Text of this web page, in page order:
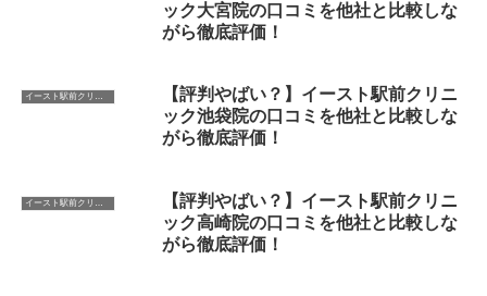
ック大宮院の口コミを他社と比較しな
がら徹底評価！
イースト駅前クリニック
【評判やばい？】イースト駅前クリニ
ック池袋院の口コミを他社と比較しな
がら徹底評価！
イースト駅前クリニック
【評判やばい？】イースト駅前クリニ
ック高崎院の口コミを他社と比較しな
がら徹底評価！